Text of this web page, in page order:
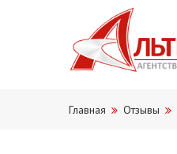
Главная Отзывы